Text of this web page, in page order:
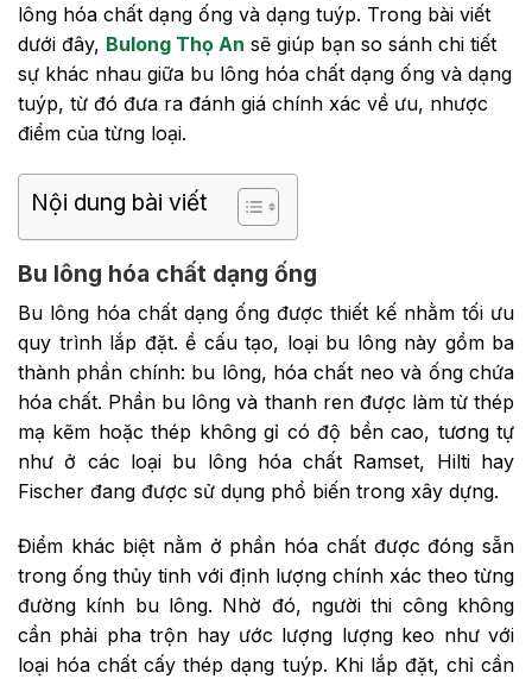
lông hóa chất dạng ống và dạng tuýp. Trong bài viết
dưới đây, Bulong Thọ An sẽ giúp bạn so sánh chi tiết
sự khác nhau giữa bu lông hóa chất dạng ống và dạng
tuýp, từ đó đưa ra đánh giá chính xác về ưu, nhược
điểm của từng loại.
Nội dung bài viết
Bu lông hóa chất dạng ống
Bu lông hóa chất dạng ống được thiết kế nhằm tối ưu
quy trình lắp đặt. ề cấu tạo, loại bu lông này gồm ba
thành phần chính: bu lông, hóa chất neo và ống chứa
hóa chất. Phần bu lông và thanh ren được làm từ thép
mạ kẽm hoặc thép không gỉ có độ bền cao, tương tự
như ở các loại bu lông hóa chất Ramset, Hilti hay
Fischer đang được sử dụng phổ biến trong xây dựng.
Điểm khác biệt nằm ở phần hóa chất được đóng sẵn
trong ống thủy tinh với định lượng chính xác theo từng
đường kính bu lông. Nhờ đó, người thi công không
cần phải pha trộn hay ước lượng lượng keo như với
loại hóa chất cấy thép dạng tuýp. Khi lắp đặt, chỉ cần